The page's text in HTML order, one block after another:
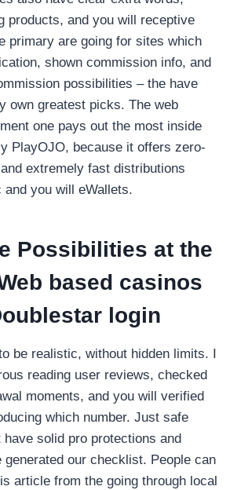
products, and you will receptive
primary are going for sites which
shown commission info, and
possibilities – the have
own greatest picks. The web
one pays out the most inside
PlayOJO, because it offers zero-
extremely fast distributions
you will eWallets.
Possibilities at the
based casinos
login
be realistic, without hidden limits. I
reading user reviews, checked
moments, and you will verified
which number. Just safe
solid pro protections and
generated our checklist. People can
article from the going through local